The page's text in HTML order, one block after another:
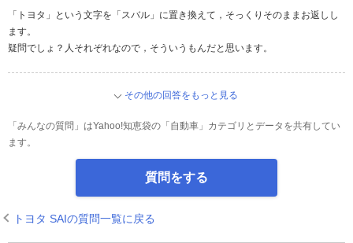
「トヨタ」という文字を「スバル」に置き換えて，そっくりそのままお返しし
ます。
疑問でしょ？人それぞれなので，そういうもんだと思います。
その他の回答をもっと見る
「みんなの質問」はYahoo!知恵袋の「自動車」カテゴリとデータを共有してい
ます。
質問をする
トヨタ SAIの質問一覧に戻る